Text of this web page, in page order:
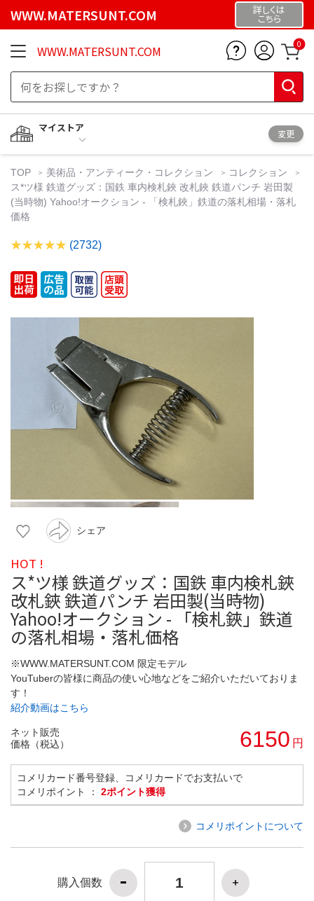
WWW.MATERSUNT.COM 詳しくは
こちら
WWW.MATERSUNT.COM 0
マイストア
変更
TOP 美術品・アンティーク・コレクション
コレクション
ス*ツ様 鉄道グッズ：国鉄 車内検札鋏 改札鋏 鉄道パンチ 岩田製
(当時物) Yahoo!オークション - 「検札鋏」鉄道の落札相場・落札
価格
(2732)
シェア
HOT !
ス*ツ様 鉄道グッズ：国鉄 車内検札鋏
改札鋏 鉄道パンチ 岩田製(当時物)
Yahoo!オークション - 「検札鋏」鉄道
の落札相場・落札価格
※WWW.MATERSUNT.COM 限定モデル
YouTuberの皆様に商品の使い心地などをご紹介いただいておりま
す！
紹介動画はこちら
ネット販売
価格（税込）
6150 円
コメリカード番号登録、コメリカードでお支払いで
コメリポイント ： 2ポイント獲得
コメリポイントについて
購入個数